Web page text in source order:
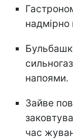
надмірно
напоями.
Зайве
час